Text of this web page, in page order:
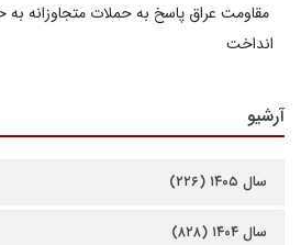
مقاومت عراق پاسخ به حملات متجاوزانه
انداخت
آرشیو
سال ۱۴۰۵ (۲۲۶)
سال ۱۴۰۴ (۸۲۸)